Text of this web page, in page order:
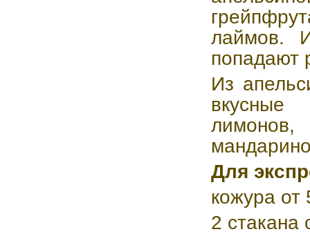
лаймов.
попадают
Из
Для
кожура от
2 стакана